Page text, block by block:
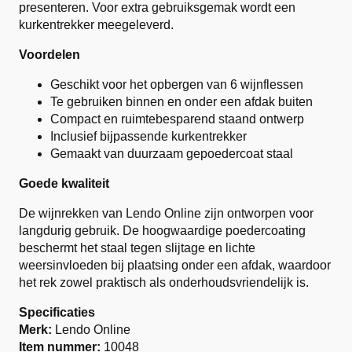
presenteren. Voor extra gebruiksgemak wordt een
kurkentrekker meegeleverd.
Voordelen
Geschikt voor het opbergen van 6 wijnflessen
Te gebruiken binnen en onder een afdak buiten
Compact en ruimtebesparend staand ontwerp
Inclusief bijpassende kurkentrekker
Gemaakt van duurzaam gepoedercoat staal
Goede kwaliteit
De wijnrekken van Lendo Online zijn ontworpen voor
langdurig gebruik. De hoogwaardige poedercoating
beschermt het staal tegen slijtage en lichte
weersinvloeden bij plaatsing onder een afdak, waardoor
het rek zowel praktisch als onderhoudsvriendelijk is.
Specificaties
Merk: Lendo Online
Item nummer: 10048